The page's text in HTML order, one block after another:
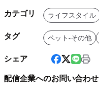
カテゴリ ライフスタイル
タグ ペット-その他
シェア
配信企業へのお問い合わせ